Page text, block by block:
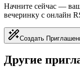
Начните сейчас —
вечеринку с онлайн
Создать
Другие